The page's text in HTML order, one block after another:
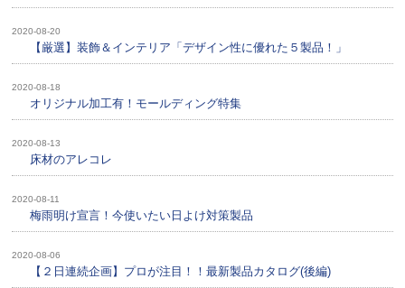
2020-08-20
【厳選】装飾＆インテリア「デザイン性に優れた５製品！」
2020-08-18
オリジナル加工有！モールディング特集
2020-08-13
床材のアレコレ
2020-08-11
梅雨明け宣言！今使いたい日よけ対策製品
2020-08-06
【２日連続企画】プロが注目！！最新製品カタログ(後編)